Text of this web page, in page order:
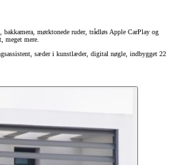
mørktonede ruder, trådløs Apple CarPlay og
meget mere.
sæder i kunstlæder, digital nøgle, indbygget 22